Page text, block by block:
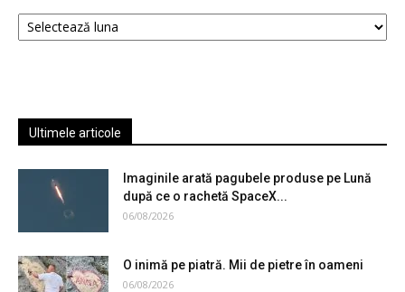
Arhive
Ultimele articole
Imaginile arată pagubele produse pe Lună
după ce o rachetă SpaceX...
06/08/2026
O inimă pe piatră. Mii de pietre în oameni
06/08/2026